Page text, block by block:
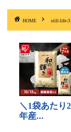
HOME still-life-